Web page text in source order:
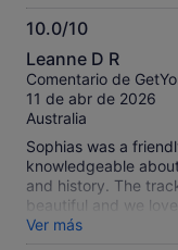
10.0/10
10.0
sobre
10
Leanne D R
Comentario de
11 de abr de 2026
Australia
Sophias was a
knowledgeable
and history. The
beautiful and we
waterfalls.
Ver más